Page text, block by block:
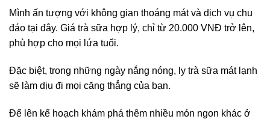
Mình ấn tượng với không gian thoáng mát và dịch vụ chu
đáo tại đây. Giá trà sữa hợp lý, chỉ từ 20.000 VNĐ trở lên,
phù hợp cho mọi lứa tuổi.
Đặc biệt, trong những ngày nắng nóng, ly trà sữa mát lạnh
sẽ làm dịu đi mọi căng thẳng của bạn.
Để lên kế hoạch khám phá thêm nhiều món ngon khác ở